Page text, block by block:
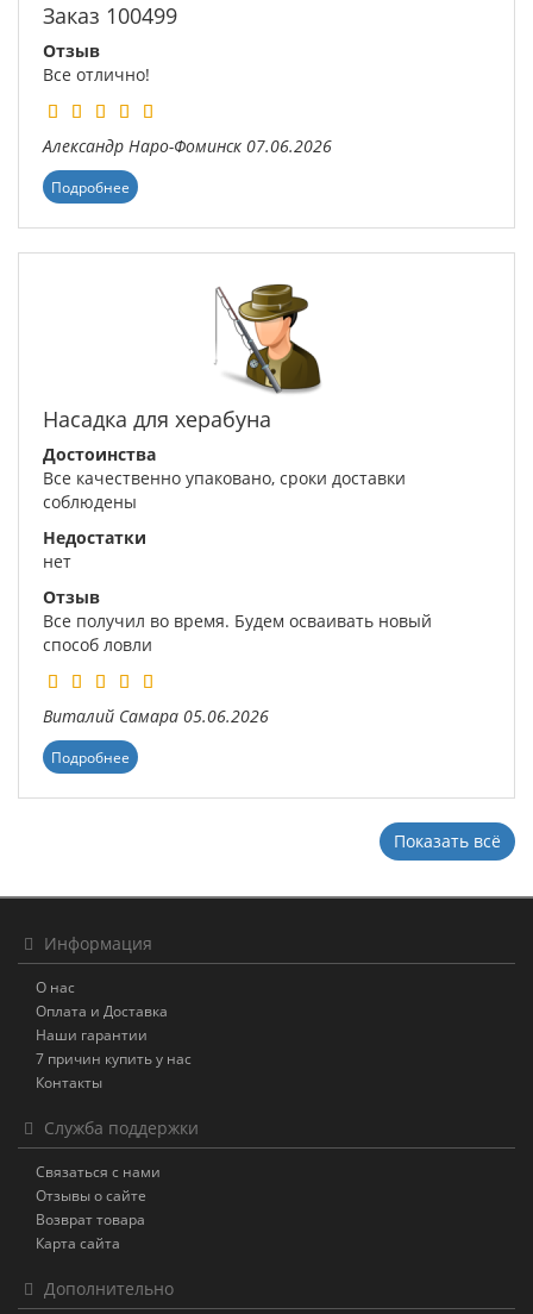
Заказ 100499
Отзыв
Все отлично!
Александр Наро-Фоминск 07.06.2026
Подробнее
Насадка для херабуна
Достоинства
Все качественно упаковано, сроки доставки
соблюдены
Недостатки
нет
Отзыв
Все получил во время. Будем осваивать новый
способ ловли
Виталий Самара 05.06.2026
Подробнее
Показать всё
Информация
О нас
Оплата и Доставка
Наши гарантии
7 причин купить у нас
Контакты
Служба поддержки
Связаться с нами
Отзывы о сайте
Возврат товара
Карта сайта
Дополнительно